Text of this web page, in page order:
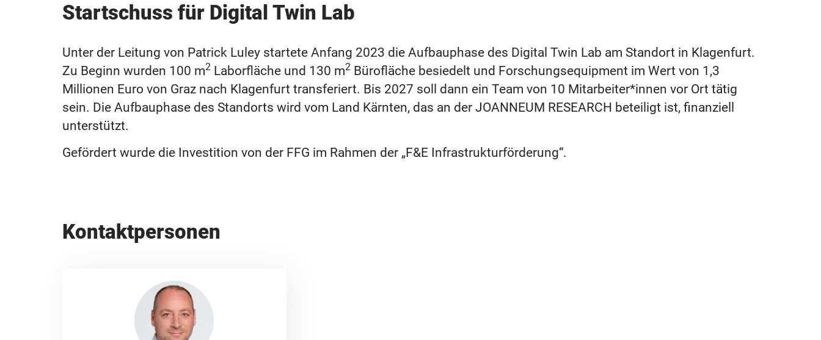
Startschuss für Digital Twin Lab
Unter der Leitung von Patrick Luley startete Anfang 2023 die Aufbauphase des Digital Twin Lab am Standort in Klagenfurt.
Zu Beginn wurden 100 m2 Laborfläche und 130 m2 Bürofläche besiedelt und Forschungsequipment im Wert von 1,3
Millionen Euro von Graz nach Klagenfurt transferiert. Bis 2027 soll dann ein Team von 10 Mitarbeiter*innen vor Ort tätig
sein. Die Aufbauphase des Standorts wird vom Land Kärnten, das an der JOANNEUM RESEARCH beteiligt ist, finanziell
unterstützt.
Gefördert wurde die Investition von der FFG im Rahmen der „F&E Infrastrukturförderung“.
Kontaktpersonen